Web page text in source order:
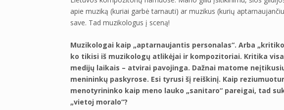
apie muziką (kuriai garbė tarnauti) ar muzikus (kurių
save. Tad muzikologus į sceną!
Muzikologai kaip „aptarnaujantis personalas“. Arba
ko tikisi iš muzikologų atlikėjai ir kompozitoriai. Kritika
medijų laikais – atvirai pavojinga. Dažnai matome
menininkų paskyrose. Esi tyrusi šį reiškinį. Kaip
menotyrininko kaip meno lauko „sanitaro“ pareigai, tad
„vietoj moralo“?